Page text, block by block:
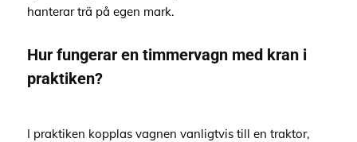
hanterar trä på egen mark.
Hur fungerar en timmervagn med kran i
praktiken?
I praktiken kopplas vagnen vanligtvis till en traktor,